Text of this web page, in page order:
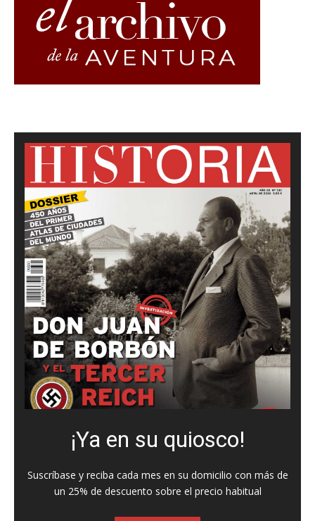
¡Ya en su quiosco!
Suscríbase y reciba cada mes en su domicilio con más de
un 25% de descuento sobre el precio habitual